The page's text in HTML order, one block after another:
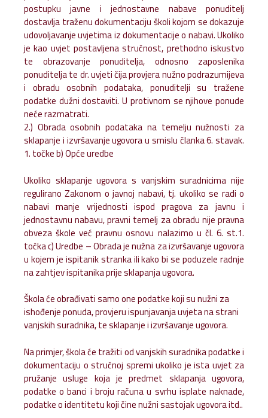
postupku javne i jednostavne nabave ponuditelj
dostavlja traženu dokumentaciju školi kojom se dokazuje
udovoljavanje uvjetima iz dokumentacije o nabavi. Ukoliko
je kao uvjet postavljena stručnost, prethodno iskustvo
te obrazovanje ponuditelja, odnosno zaposlenika
ponuditelja te dr. uvjeti čija provjera nužno podrazumijeva
i obradu osobnih podataka, ponuditelji su tražene
podatke dužni dostaviti. U protivnom se njihove ponude
neće razmatrati.
2.) Obrada osobnih podataka na temelju nužnosti za
sklapanje i izvršavanje ugovora u smislu članka 6. stavak.
1. točke b) Opće uredbe
Ukoliko sklapanje ugovora s vanjskim suradnicima nije
regulirano Zakonom o javnoj nabavi, tj. ukoliko se radi o
nabavi manje vrijednosti ispod pragova za javnu i
jednostavnu nabavu, pravni temelj za obradu nije pravna
obveza škole već pravnu osnovu nalazimo u čl. 6. st.1.
točka c) Uredbe – Obrada je nužna za izvršavanje ugovora
u kojem je ispitanik stranka ili kako bi se poduzele radnje
na zahtjev ispitanika prije sklapanja ugovora.
Škola će obrađivati samo one podatke koji su nužni za
ishođenje ponuda, provjeru ispunjavanja uvjeta na strani
vanjskih suradnika, te sklapanje i izvršavanje ugovora.
Na primjer, škola će tražiti od vanjskih suradnika podatke i
dokumentaciju o stručnoj spremi ukoliko je ista uvjet za
pružanje usluge koja je predmet sklapanja ugovora,
podatke o banci i broju računa u svrhu isplate naknade,
podatke o identitetu koji čine nužni sastojak ugovora itd..